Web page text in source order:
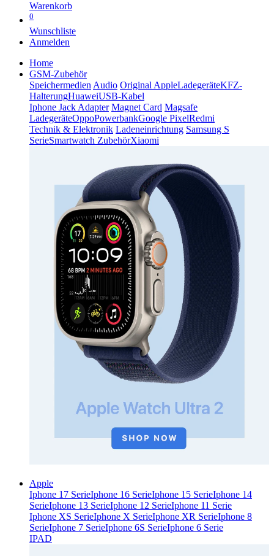
Warenkorb
0
Wunschliste
Anmelden
Home
GSM-Zubehör
Speichermedien Audio Original AppleLadegeräteKFZ-
HalterungHuaweiUSB-Kabel
Iphone Jack Adapter Magnet Card Magsafe
LadegeräteOppoPowerbankGoogle PixelRedmi
Technik & Elektronik Ladeneinrichtung Samsung S
SerieSmartwatch ZubehörXiaomi
Apple
Iphone 17 SerieIphone 16 SerieIphone 15 SerieIphone 14
SerieIphone 13 SerieIphone 12 SerieIphone 11 Serie
Iphone XS SerieIphone X SerieIphone XR SerieIphone 8
SerieIphone 7 SerieIphone 6S SerieIphone 6 Serie
IPAD